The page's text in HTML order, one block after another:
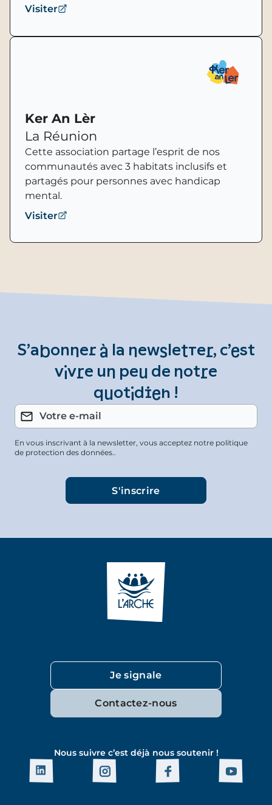
Visiter
Ker An Lèr
La Réunion
Cette association partage l’esprit de nos
communautés avec 3 habitats inclusifs et
partagés pour personnes avec handicap
mental.
Visiter
S’abonner à la newsletter, c’est
vivre un peu de notre
quotidien !
En vous inscrivant à la newsletter, vous acceptez notre politique
de protection des données..
Je signale
Contactez-nous
Nous suivre c’est déjà nous soutenir !